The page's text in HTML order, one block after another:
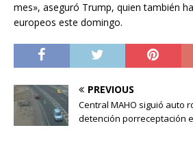
mes», aseguró Trump, quien también
europeos este domingo.
PREVIOUS
Central MAHO siguió auto
detención porreceptación